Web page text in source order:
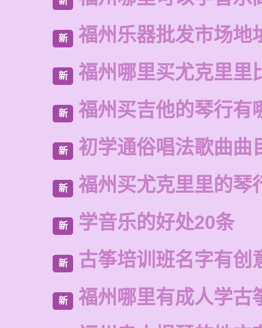
新 福州乐器批发市场地
新 福州哪里买尤克里里
新 福州买吉他的琴行有
新 初学通俗唱法歌曲曲
新 福州买尤克里里的琴
新 学音乐的好处20条
新 古筝培训班名字有创
新 福州哪里有成人学古